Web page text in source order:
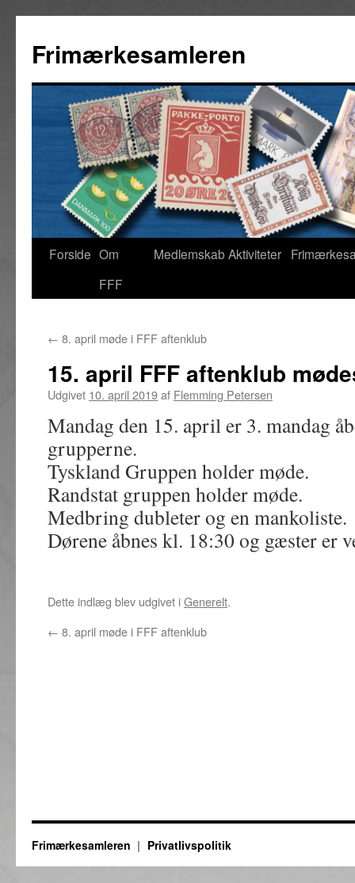
indhold
Frimærkesamleren
Forside Om
FFF
Medlemskab Aktiviteter
← 8. april møde i FFF aftenklub
15. april FFF aftenklub
Udgivet 10. april 2019af Flemming Petersen
Mandag den 15. april er 3. mandag
grupperne.
Tyskland Gruppen holder møde.
Randstat gruppen holder møde.
Medbring dubleter og en mankoliste.
Dørene åbnes kl. 18:30 og gæster er
Dette indlæg blev udgivet iGenerelt.
← 8. april møde i FFF aftenklub
Frimærkesamleren Privatlivspolitik